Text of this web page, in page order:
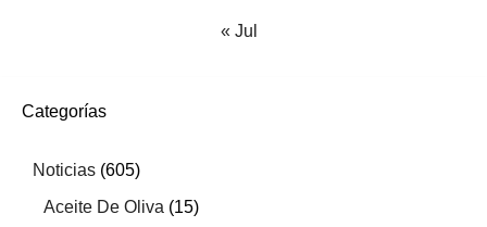
« Jul
Categorías
Noticias (605)
Aceite De Oliva (15)